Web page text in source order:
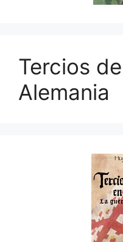
Tercios
Alemania